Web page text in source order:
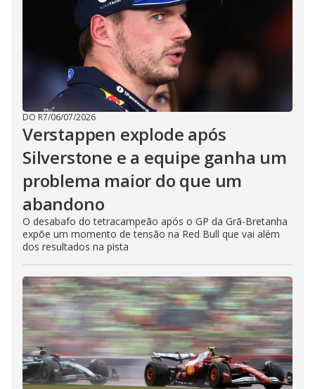
DO R7/06/07/2026
Verstappen explode após
Silverstone e a equipe ganha um
problema maior do que um
abandono
O desabafo do tetracampeão após o GP da Grã-Bretanha
expõe um momento de tensão na Red Bull que vai além
dos resultados na pista